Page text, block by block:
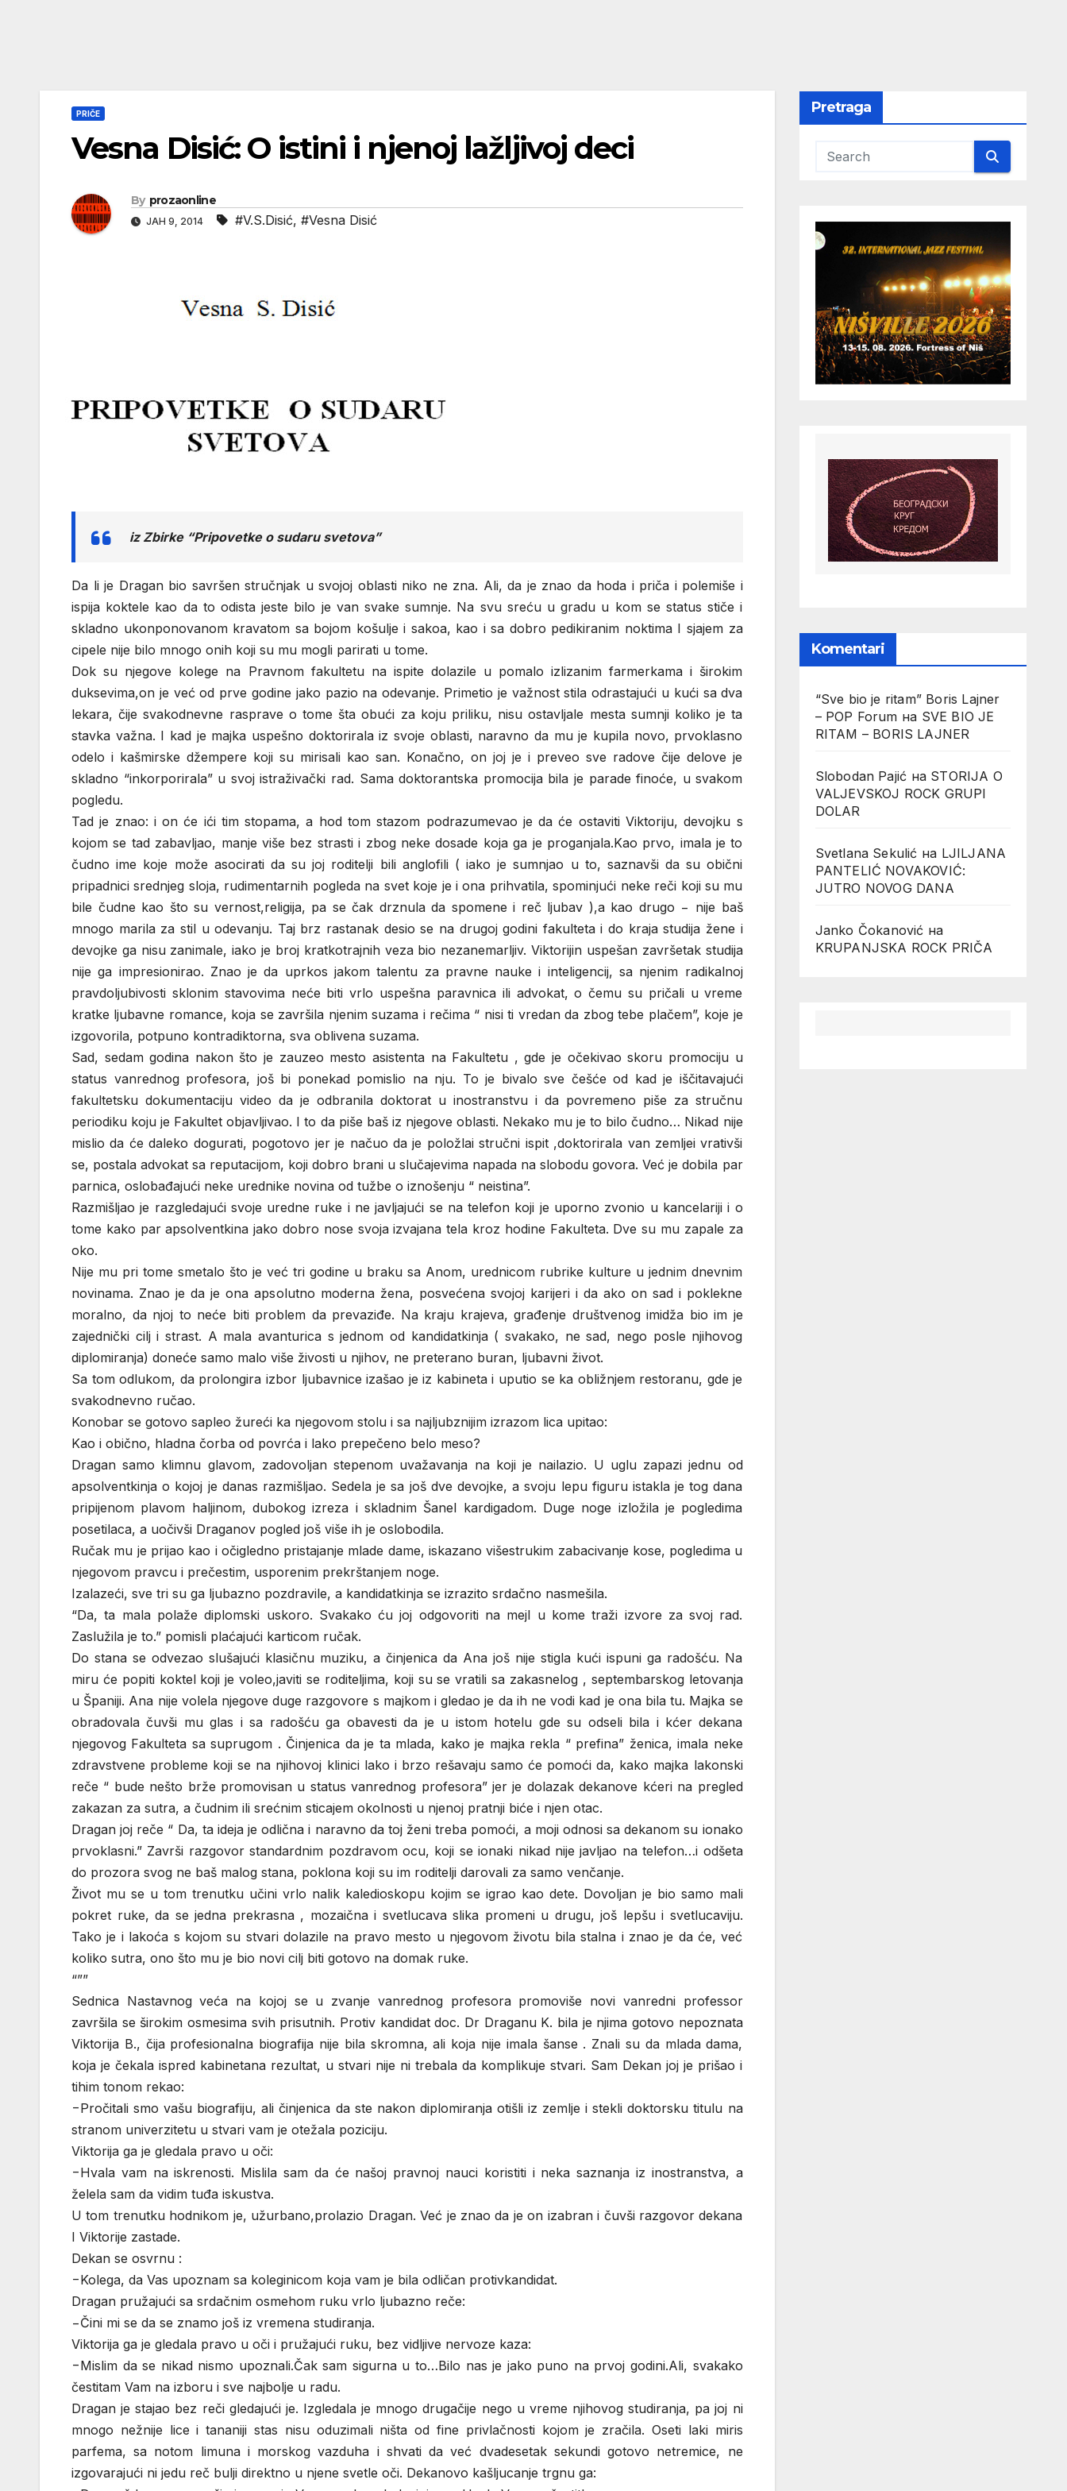
PRIČE
Vesna Disić: O istini i njenoj lažljivoj deci
By prozaonline
ЈАН 9, 2014 #V.S.Disić, #Vesna Disić
iz Zbirke “Pripovetke o sudaru svetova”
Da li je Dragan bio savršen stručnjak u svojoj oblasti niko ne zna. Ali, da je znao da hoda i priča i polemiše i
ispija koktele kao da to odista jeste bilo je van svake sumnje. Na svu sreću u gradu u kom se status stiče i
skladno ukonponovanom kravatom sa bojom košulje i sakoa, kao i sa dobro pedikiranim noktima I sjajem za
cipele nije bilo mnogo onih koji su mu mogli parirati u tome.
Dok su njegove kolege na Pravnom fakultetu na ispite dolazile u pomalo izlizanim farmerkama i širokim
duksevima,on je već od prve godine jako pazio na odevanje. Primetio je važnost stila odrastajući u kući sa dva
lekara, čije svakodnevne rasprave o tome šta obući za koju priliku, nisu ostavljale mesta sumnji koliko je ta
stavka važna. I kad je majka uspešno doktorirala iz svoje oblasti, naravno da mu je kupila novo, prvoklasno
odelo i kašmirske džempere koji su mirisali kao san. Konačno, on joj je i preveo sve radove čije delove je
skladno “inkorporirala” u svoj istraživački rad. Sama doktorantska promocija bila je parade finoće, u svakom
pogledu.
Tad je znao: i on će ići tim stopama, a hod tom stazom podrazumevao je da će ostaviti Viktoriju, devojku s
kojom se tad zabavljao, manje više bez strasti i zbog neke dosade koja ga je proganjala.Kao prvo, imala je to
čudno ime koje može asocirati da su joj roditelji bili anglofili ( iako je sumnjao u to, saznavši da su obični
pripadnici srednjeg sloja, rudimentarnih pogleda na svet koje je i ona prihvatila, spominjući neke reči koji su mu
bile čudne kao što su vernost,religija, pa se čak drznula da spomene i reč ljubav ),a kao drugo − nije baš
mnogo marila za stil u odevanju. Taj brz rastanak desio se na drugoj godini fakulteta i do kraja studija žene i
devojke ga nisu zanimale, iako je broj kratkotrajnih veza bio nezanemarljiv. Viktorijin uspešan završetak studija
nije ga impresionirao. Znao je da uprkos jakom talentu za pravne nauke i inteligencij, sa njenim radikalnoj
pravdoljubivosti sklonim stavovima neće biti vrlo uspešna paravnica ili advokat, o čemu su pričali u vreme
kratke ljubavne romance, koja se završila njenim suzama i rečima “ nisi ti vredan da zbog tebe plačem”, koje je
izgovorila, potpuno kontradiktorna, sva oblivena suzama.
Sad, sedam godina nakon što je zauzeo mesto asistenta na Fakultetu , gde je očekivao skoru promociju u
status vanrednog profesora, još bi ponekad pomislio na nju. To je bivalo sve češće od kad je iščitavajući
fakultetsku dokumentaciju video da je odbranila doktorat u inostranstvu i da povremeno piše za stručnu
periodiku koju je Fakultet objavljivao. I to da piše baš iz njegove oblasti. Nekako mu je to bilo čudno… Nikad nije
mislio da će daleko dogurati, pogotovo jer je načuo da je položlai stručni ispit ,doktorirala van zemljei vrativši
se, postala advokat sa reputacijom, koji dobro brani u slučajevima napada na slobodu govora. Već je dobila par
parnica, oslobađajući neke urednike novina od tužbe o iznošenju “ neistina”.
Razmišljao je razgledajući svoje uredne ruke i ne javljajući se na telefon koji je uporno zvonio u kancelariji i o
tome kako par apsolventkina jako dobro nose svoja izvajana tela kroz hodine Fakulteta. Dve su mu zapale za
oko.
Nije mu pri tome smetalo što je već tri godine u braku sa Anom, urednicom rubrike kulture u jednim dnevnim
novinama. Znao je da je ona apsolutno moderna žena, posvećena svojoj karijeri i da ako on sad i poklekne
moralno, da njoj to neće biti problem da prevaziđe. Na kraju krajeva, građenje društvenog imidža bio im je
zajednički cilj i strast. A mala avanturica s jednom od kandidatkinja ( svakako, ne sad, nego posle njihovog
diplomiranja) doneće samo malo više živosti u njihov, ne preterano buran, ljubavni život.
Sa tom odlukom, da prolongira izbor ljubavnice izašao je iz kabineta i uputio se ka obližnjem restoranu, gde je
svakodnevno ručao.
Konobar se gotovo sapleo žureći ka njegovom stolu i sa najljubznijim izrazom lica upitao:
Kao i obično, hladna čorba od povrća i lako prepečeno belo meso?
Dragan samo klimnu glavom, zadovoljan stepenom uvažavanja na koji je nailazio. U uglu zapazi jednu od
apsolventkinja o kojoj je danas razmišljao. Sedela je sa još dve devojke, a svoju lepu figuru istakla je tog dana
pripijenom plavom haljinom, dubokog izreza i skladnim Šanel kardigadom. Duge noge izložila je pogledima
posetilaca, a uočivši Draganov pogled još više ih je oslobodila.
Ručak mu je prijao kao i očigledno pristajanje mlade dame, iskazano višestrukim zabacivanje kose, pogledima u
njegovom pravcu i prečestim, usporenim prekrštanjem noge.
Izalazeći, sve tri su ga ljubazno pozdravile, a kandidatkinja se izrazito srdačno nasmešila.
“Da, ta mala polaže diplomski uskoro. Svakako ću joj odgovoriti na mejl u kome traži izvore za svoj rad.
Zaslužila je to.” pomisli plaćajući karticom ručak.
Do stana se odvezao slušajući klasičnu muziku, a činjenica da Ana još nije stigla kući ispuni ga radošću. Na
miru će popiti koktel koji je voleo,javiti se roditeljima, koji su se vratili sa zakasnelog , septembarskog letovanja
u Španiji. Ana nije volela njegove duge razgovore s majkom i gledao je da ih ne vodi kad je ona bila tu. Majka se
obradovala čuvši mu glas i sa radošću ga obavesti da je u istom hotelu gde su odseli bila i kćer dekana
njegovog Fakulteta sa suprugom . Činjenica da je ta mlada, kako je majka rekla “ prefina” ženica, imala neke
zdravstvene probleme koji se na njihovoj klinici lako i brzo rešavaju samo će pomoći da, kako majka lakonski
reče “ bude nešto brže promovisan u status vanrednog profesora” jer je dolazak dekanove kćeri na pregled
zakazan za sutra, a čudnim ili srećnim sticajem okolnosti u njenoj pratnji biće i njen otac.
Dragan joj reče “ Da, ta ideja je odlična i naravno da toj ženi treba pomoći, a moji odnosi sa dekanom su ionako
prvoklasni.” Završi razgovor standardnim pozdravom ocu, koji se ionaki nikad nije javljao na telefon…i odšeta
do prozora svog ne baš malog stana, poklona koji su im roditelji darovali za samo venčanje.
Život mu se u tom trenutku učini vrlo nalik kaledioskopu kojim se igrao kao dete. Dovoljan je bio samo mali
pokret ruke, da se jedna prekrasna , mozaična i svetlucava slika promeni u drugu, još lepšu i svetlucaviju.
Tako je i lakoća s kojom su stvari dolazile na pravo mesto u njegovom životu bila stalna i znao je da će, već
koliko sutra, ono što mu je bio novi cilj biti gotovo na domak ruke.
“””
Sednica Nastavnog veća na kojoj se u zvanje vanrednog profesora promoviše novi vanredni professor
završila se širokim osmesima svih prisutnih. Protiv kandidat doc. Dr Draganu K. bila je njima gotovo nepoznata
Viktorija B., čija profesionalna biografija nije bila skromna, ali koja nije imala šanse . Znali su da mlada dama,
koja je čekala ispred kabinetana rezultat, u stvari nije ni trebala da komplikuje stvari. Sam Dekan joj je prišao i
tihim tonom rekao:
−Pročitali smo vašu biografiju, ali činjenica da ste nakon diplomiranja otišli iz zemlje i stekli doktorsku titulu na
stranom univerzitetu u stvari vam je otežala poziciju.
Viktorija ga je gledala pravo u oči:
−Hvala vam na iskrenosti. Mislila sam da će našoj pravnoj nauci koristiti i neka saznanja iz inostranstva, a
želela sam da vidim tuđa iskustva.
U tom trenutku hodnikom je, užurbano,prolazio Dragan. Već je znao da je on izabran i čuvši razgovor dekana
I Viktorije zastade.
Dekan se osvrnu :
−Kolega, da Vas upoznam sa koleginicom koja vam je bila odličan protivkandidat.
Dragan pružajući sa srdačnim osmehom ruku vrlo ljubazno reče:
−Čini mi se da se znamo još iz vremena studiranja.
Viktorija ga je gledala pravo u oči i pružajući ruku, bez vidljive nervoze kaza:
−Mislim da se nikad nismo upoznali.Čak sam sigurna u to…Bilo nas je jako puno na prvoj godini.Ali, svakako
čestitam Vam na izboru i sve najbolje u radu.
Dragan je stajao bez reči gledajući je. Izgledala je mnogo drugačije nego u vreme njihovog studiranja, pa joj ni
mnogo nežnije lice i tananiji stas nisu oduzimali ništa od fine privlačnosti kojom je zračila. Oseti laki miris
parfema, sa notom limuna i morskog vazduha i shvati da već dvadesetak sekundi gotovo netremice, ne
izgovarajući ni jedu reč bulji direktno u njene svetle oči. Dekanovo kašljucanje trgnu ga:
Pretraga
Komentari
“Sve bio je ritam” Boris Lajner
– POP Forum на SVE BIO JE
RITAM – BORIS LAJNER
Slobodan Pajić на STORIJA O
VALJEVSKOJ ROCK GRUPI
DOLAR
Svetlana Sekulić на LJILJANA
PANTELIĆ NOVAKOVIĆ:
JUTRO NOVOG DANA
Janko Čokanović на
KRUPANJSKA ROCK PRIČA